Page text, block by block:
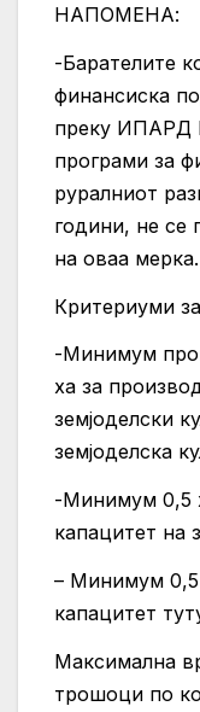
НАПОМЕНА:
-Барателите
финансиска
преку ИПАРД
програми за
руралниот
години, не се
на оваа мерка.
Критериуми
-Минимум
ха за
земјоделски
земјоделска
-Минимум 0,5
капацитет на
– Минимум 0,5
капацитет
Максимална
трошоци по